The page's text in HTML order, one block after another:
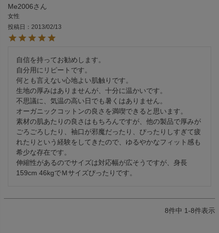
Me2006
女性
投稿日
2013/02/13
自信を持ってお勧めします。
自分用にリピートです。
何とも言えない心地よい肌触りです。
生地の厚みはありませんが、十分に温かいです。
不思議に、気温の高い日でも暑くはありません。
オーガニックコットンの良さを満喫できると思います。
素材の肌あたりの良さはもちろんですが、他の製品で厚みが
ごろごろしたり、袖口が邪魔だったり、ぴったりしすぎて疲
れたりという経験をしてきたので、ゆるやかなフィット感も
希少な存在です。
伸縮性があるのでサイズは対応幅が広そうですが、身長
159cm 46kgでＭサイズぴったりです。
8件中 1-8件表示